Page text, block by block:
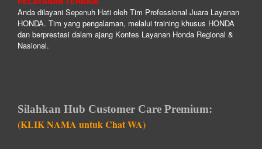
Anda dilayani Sepenuh Hati oleh Tim Professional Juara Layanan
HONDA. Tim yang pengalaman, melalui training khusus HONDA
dan berprestasi dalam ajang Kontes Layanan Honda Regional &
Nasional.
Silahkan Hub Customer Care Premium:
(KLIK NAMA untuk Chat WA)